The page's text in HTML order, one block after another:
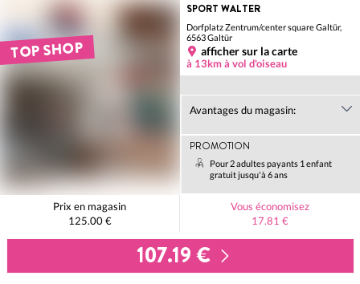
TOP SHOP
SPORT WALTER
Dorfplatz Zentrum/center square Galtür,
6563 Galtür
afficher sur la carte
à 13km à vol d'oiseau
Avantages du magasin:
PROMOTION
Pour 2 adultes payants 1 enfant
gratuit jusqu'à 6 ans
Prix en magasin
125.00 €
Vous économisez
17.81 €
107.19 €